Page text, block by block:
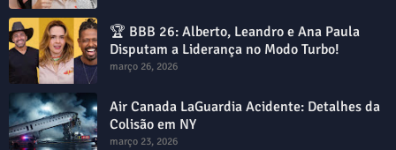
🏆 BBB 26: Alberto, Leandro e Ana Paula
Disputam a Liderança no Modo Turbo!
março 26, 2026
Air Canada LaGuardia Acidente: Detalhes da
Colisão em NY
março 23, 2026